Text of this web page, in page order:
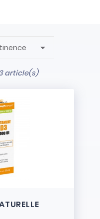
renouvelé
article(s)